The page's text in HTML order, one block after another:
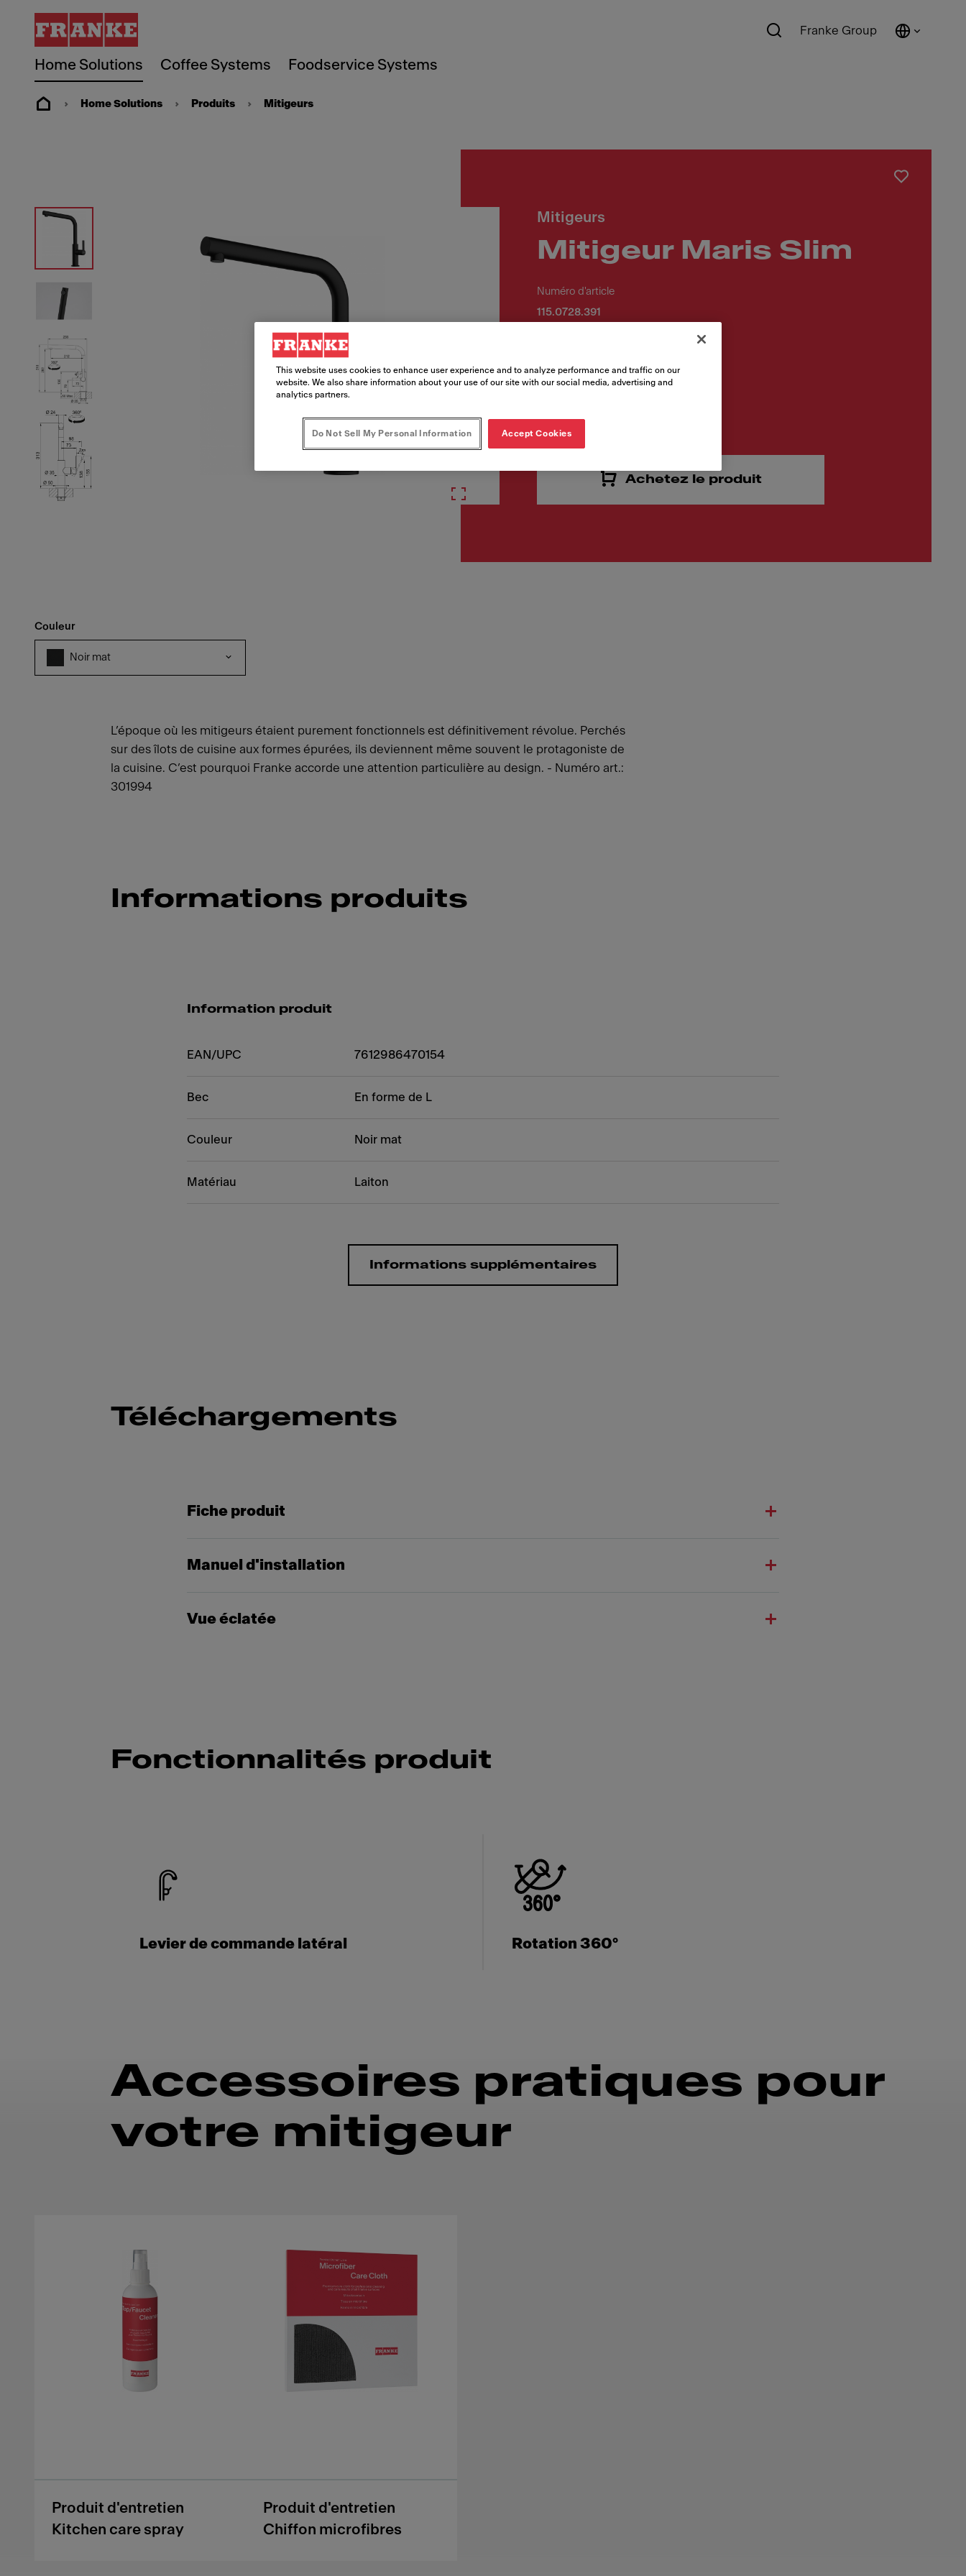
Home Solutions Coffee Systems Foodservice Systems
Franke Group
Home Solutions Produits Mitigeurs
Mitigeurs
Mitigeur Maris Slim
Numéro d'article
115.0728.391
Prix de vente TVA incluse.
Achetez le produit
Couleur
Noir mat
L’époque où les mitigeurs étaient purement fonctionnels est définitivement révolue. Perchés
sur des îlots de cuisine aux formes épurées, ils deviennent même souvent le protagoniste de
la cuisine. C’est pourquoi Franke accorde une attention particulière au design. - Numéro art.:
301994
Informations produits
Information produit
EAN/UPC 7612986470154
Bec En forme de L
Couleur Noir mat
Matériau Laiton
Informations supplémentaires
Téléchargements
Fiche produit
Manuel d'installation
Vue éclatée
Fonctionnalités produit
Levier de commande latéral Rotation 360°
Accessoires pratiques pour
votre mitigeur
Produit d'entretien
Kitchen care spray
Produit d'entretien
Chiffon microfibres
This website uses cookies to enhance user experience and to analyze performance and traffic on our
website. We also share information about your use of our site with our social media, advertising and
analytics partners.
Do Not Sell My Personal Information Accept Cookies